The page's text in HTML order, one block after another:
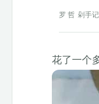
罗 哲 剁手
花了一个